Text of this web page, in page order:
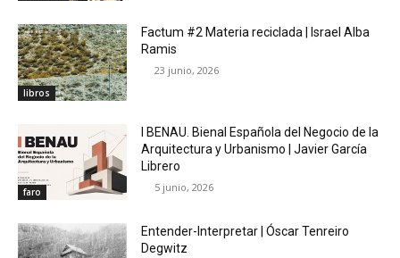
libros
Factum #2 Materia reciclada | Israel Alba
Ramis
23 junio, 2026
faro
I BENAU. Bienal Española del Negocio de la
Arquitectura y Urbanismo | Javier García
Librero
5 junio, 2026
Entender-Interpretar | Óscar Tenreiro
Degwitz